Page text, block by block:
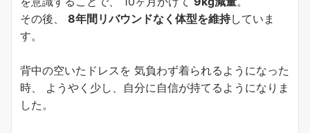
その後、 8年間リバウンドなく体型を維持していま
す。
背中の空いたドレスを 気負わず着られるようになった
時、 ようやく少し、自分に自信が持てるようになりま
した。